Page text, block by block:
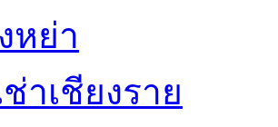
หย่า
ช่าเชียงราย